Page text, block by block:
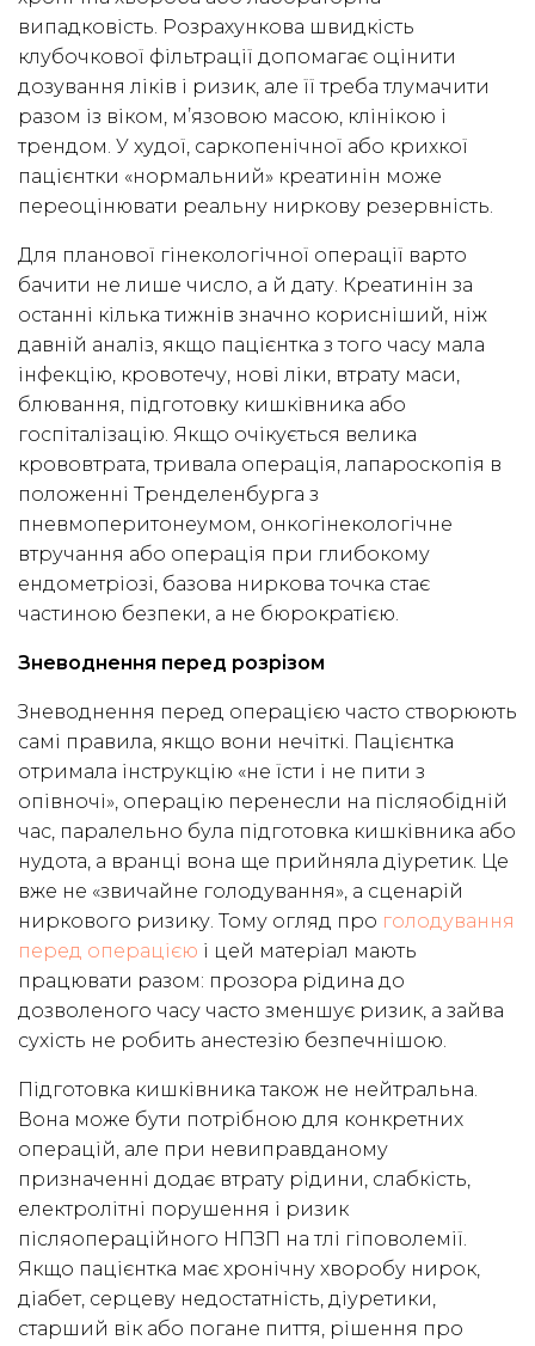
випадковість. Розрахункова швидкість
клубочкової фільтрації допомагає оцінити
дозування ліків і ризик, але її треба тлумачити
разом із віком, м’язовою масою, клінікою і
трендом. У худої, саркопенічної або крихкої
пацієнтки «нормальний» креатинін може
переоцінювати реальну ниркову резервність.
Для планової гінекологічної операції варто
бачити не лише число, а й дату. Креатинін за
останні кілька тижнів значно корисніший, ніж
давній аналіз, якщо пацієнтка з того часу мала
інфекцію, кровотечу, нові ліки, втрату маси,
блювання, підготовку кишківника або
госпіталізацію. Якщо очікується велика
крововтрата, тривала операція, лапароскопія в
положенні Тренделенбурга з
пневмоперитонеумом, онкогінекологічне
втручання або операція при глибокому
ендометріозі, базова ниркова точка стає
частиною безпеки, а не бюрократією.
Зневоднення перед розрізом
Зневоднення перед операцією часто створюють
самі правила, якщо вони нечіткі. Пацієнтка
отримала інструкцію «не їсти і не пити з
опівночі», операцію перенесли на післяобідній
час, паралельно була підготовка кишківника або
нудота, а вранці вона ще прийняла діуретик. Це
вже не «звичайне голодування», а сценарій
ниркового ризику. Тому огляд про голодування
перед операцією і цей матеріал мають
працювати разом: прозора рідина до
дозволеного часу часто зменшує ризик, а зайва
сухість не робить анестезію безпечнішою.
Підготовка кишківника також не нейтральна.
Вона може бути потрібною для конкретних
операцій, але при невиправданому
призначенні додає втрату рідини, слабкість,
електролітні порушення і ризик
післяопераційного НПЗП на тлі гіповолемії.
Якщо пацієнтка має хронічну хворобу нирок,
діабет, серцеву недостатність, діуретики,
старший вік або погане пиття, рішення про